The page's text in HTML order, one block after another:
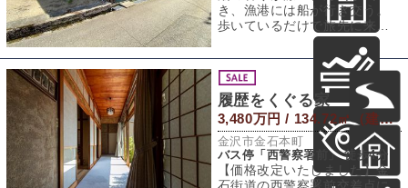
き、漁港には船が行き交う。
歩いているだけで旅先に来た
ような気分になりますが、こ
こではそれが日常で
履歴をくぐる家
3,480万円 / 134.72㎡（建物） 360.23㎡（敷地）
金沢市金石本町
バス停「西警察署前」 徒歩4分
【価格改定いたしました】金